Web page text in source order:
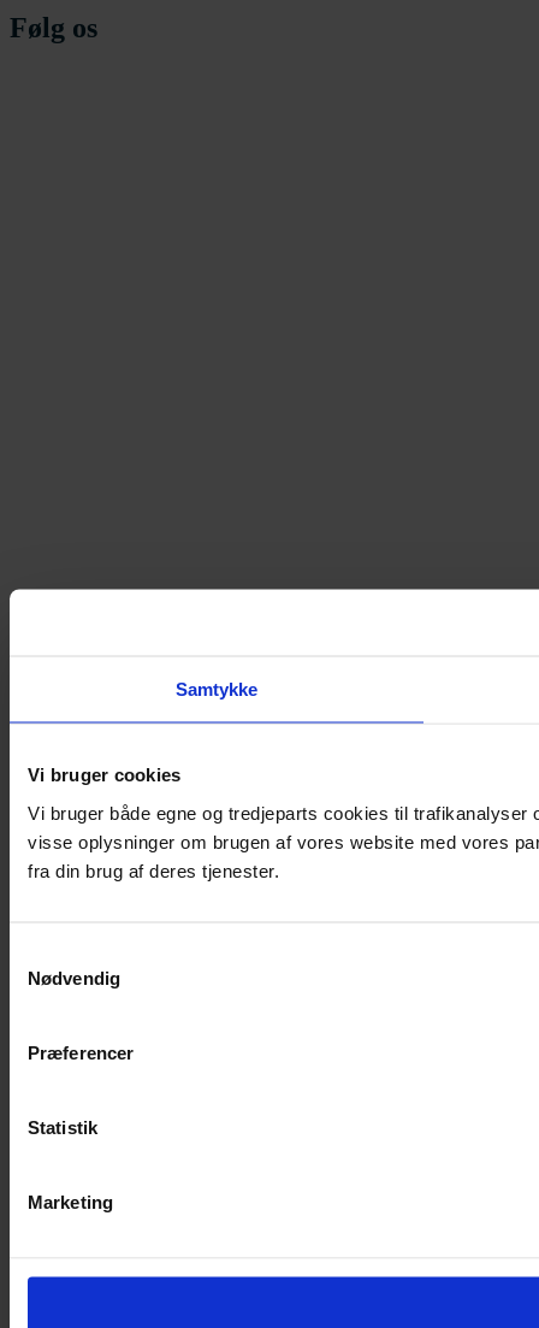
Samtykke
Vi bruger cookies
Vi bruger både egne og tredjeparts cookies til
visse oplysninger om brugen af vores website med vores
fra din brug af deres tjenester.
Nødvendig
Præferencer
Statistik
Marketing
Følg os